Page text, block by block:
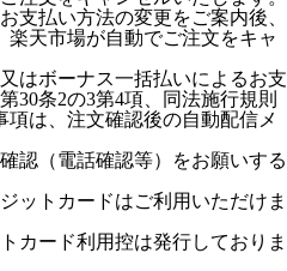
支払い方法の変更をご案内後、
楽天市場が自動でご注文をキャ
はボーナス一括払いによるお支
30条2の3第4項、同法施行規則
項は、注文確認後の自動配信メ
認（電話確認等）をお願いする
ットカードはご利用いただけま
カード利用控は発行しておりま